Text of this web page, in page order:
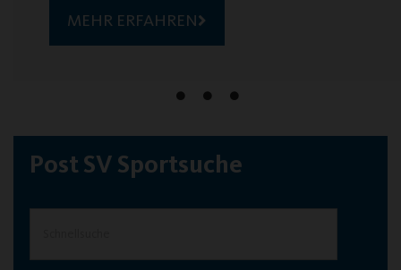
Post SV Sportsuche